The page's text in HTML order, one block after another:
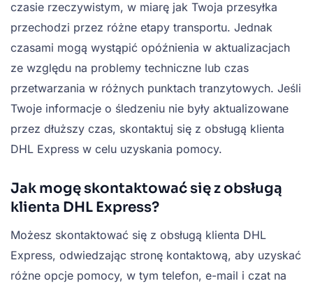
czasie rzeczywistym, w miarę jak Twoja przesyłka
przechodzi przez różne etapy transportu. Jednak
czasami mogą wystąpić opóźnienia w aktualizacjach
ze względu na problemy techniczne lub czas
przetwarzania w różnych punktach tranzytowych. Jeśli
Twoje informacje o śledzeniu nie były aktualizowane
przez dłuższy czas, skontaktuj się z obsługą klienta
DHL Express w celu uzyskania pomocy.
Jak mogę skontaktować się z obsługą
klienta DHL Express?
Możesz skontaktować się z obsługą klienta DHL
Express, odwiedzając stronę kontaktową, aby uzyskać
różne opcje pomocy, w tym telefon, e-mail i czat na